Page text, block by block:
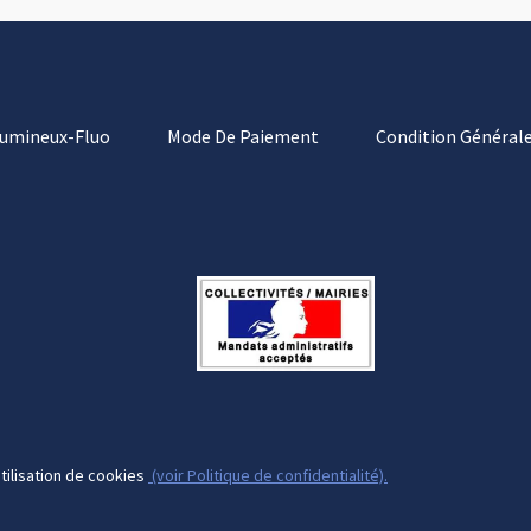
Fluo Mode De Paiement Condition
de cookies (voir Politique de confidentialité).